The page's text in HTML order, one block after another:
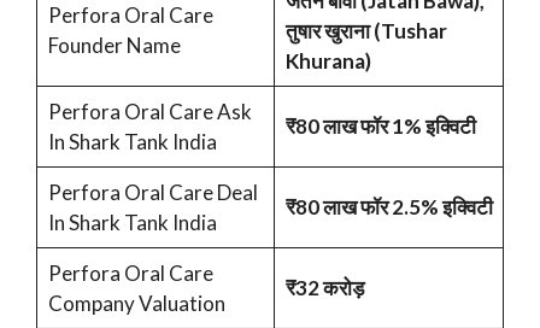
Perfora Oral Care
Founder Name
तुषार खुराना (Tushar
Khurana)
Perfora Oral Care Ask
In Shark Tank India
₹80 लाख फॉर 1% इक्विटी
Perfora Oral Care Deal
In Shark Tank India
₹80 लाख फॉर 2.5% इक्विटी
Perfora Oral Care
Company Valuation
₹32 करोड़